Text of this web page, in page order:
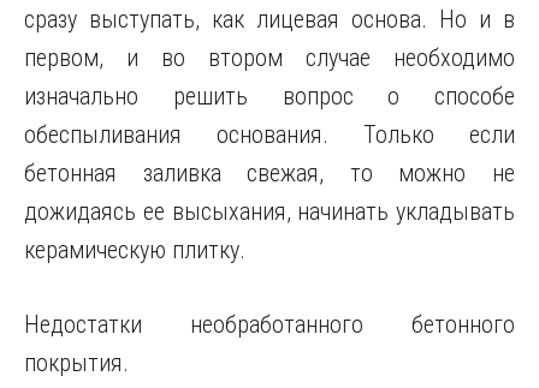
сразу выступать, как лицевая основа. Но и в
первом, и во втором случае необходимо
изначально решить вопрос о способе
обеспыливания основания. Только если
бетонная заливка свежая, то можно не
дожидаясь ее высыхания, начинать укладывать
керамическую плитку.
Недостатки необработанного бетонного
покрытия.